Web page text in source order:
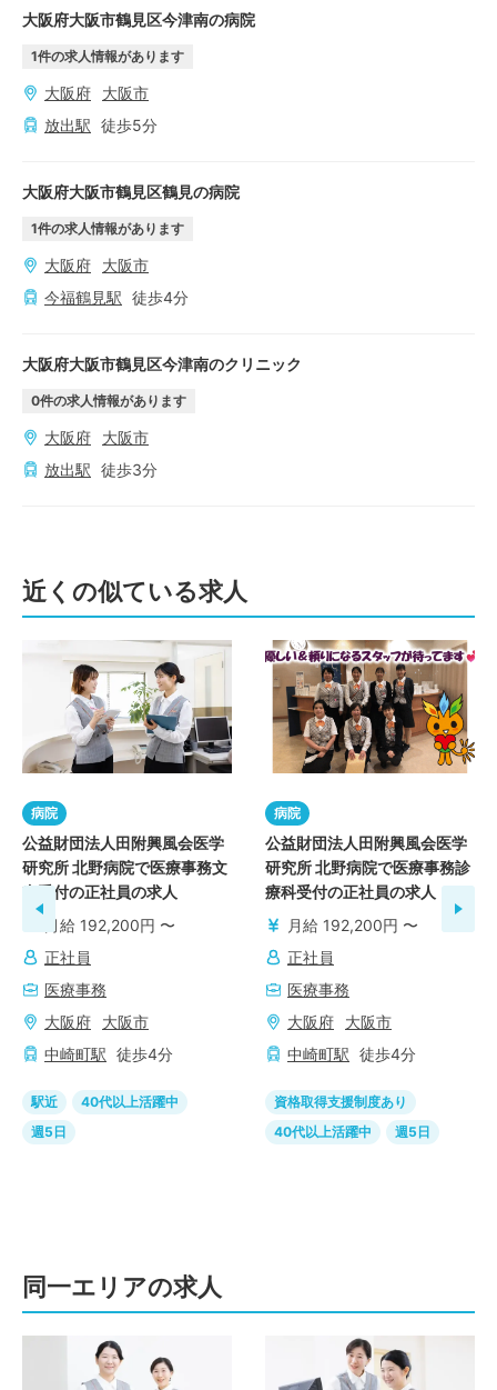
大阪府大阪市鶴見区今津南の病院
1件の求人情報があります
大阪府
大阪市
放出駅 徒歩5分
大阪府大阪市鶴見区鶴見の病院
1件の求人情報があります
大阪府
大阪市
今福鶴見駅 徒歩4分
大阪府大阪市鶴見区今津南のクリニック
0件の求人情報があります
大阪府
大阪市
放出駅 徒歩3分
近くの似ている求人
病院
公益財団法人田附興風会医学
研究所 北野病院で医療事務文
書受付の正社員の求人
月給 192,200円 〜
正社員
医療事務
大阪府
大阪市
中崎町駅 徒歩4分
駅近
40代以上活躍中
週5日
病院
公益財団法人田附興風会医学
研究所 北野病院で医療事務診
療科受付の正社員の求人
月給 192,200円 〜
正社員
医療事務
大阪府
大阪市
中崎町駅 徒歩4分
資格取得支援制度あり
40代以上活躍中
週5日
同一エリアの求人